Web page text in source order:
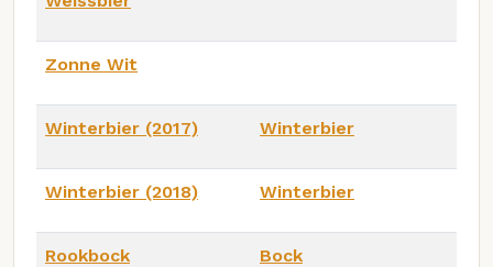
Zonne Wit
Winterbier (2017) Winterbier
Winterbier (2018) Winterbier
Rookbock Bock